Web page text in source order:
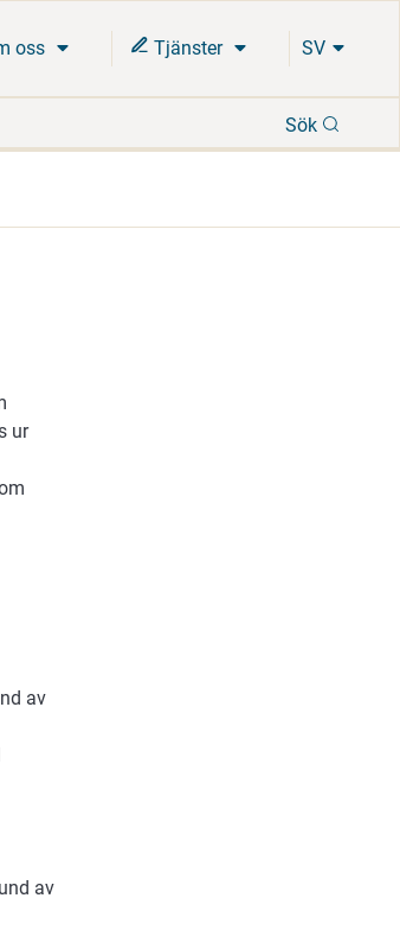
oss Tjänster SV
Sök
ur
av
av